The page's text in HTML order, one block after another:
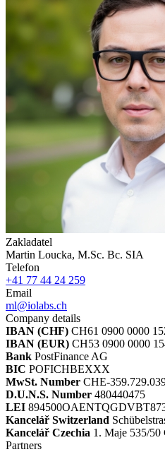
Zakladatel
Martin Loucka, M.Sc. Bc. SIA
Telefon
+41 77 44 24 259
Email
ml@iolabs.ch
Company details
IBAN (CHF) CH61 0900 0000
IBAN (EUR) CH53 0900 0000
Bank PostFinance AG
BIC POFICHBEXXX
MwSt. Number CHE-
D.U.N.S. Number 480440475
LEI
Kancelář Switzerland
Kancelář Czechia 1. Maje 535/
Partners